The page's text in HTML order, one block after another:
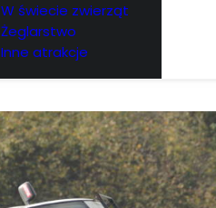
W świecie zwierząt
Żeglarstwo
Inne atrakcje